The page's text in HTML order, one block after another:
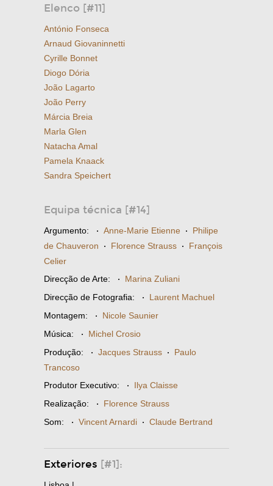
Elenco [#11]
António Fonseca
Arnaud Giovaninnetti
Cyrille Bonnet
Diogo Dória
João Lagarto
João Perry
Márcia Breia
Marla Glen
Natacha Amal
Pamela Knaack
Sandra Speichert
Equipa técnica [#14]
Argumento: · Anne-Marie Etienne · Philipe
de Chauveron · Florence Strauss · François
Celier
Direcção de Arte: · Marina Zuliani
Direcção de Fotografia: · Laurent Machuel
Montagem: · Nicole Saunier
Música: · Michel Crosio
Produção: · Jacques Strauss · Paulo
Trancoso
Produtor Executivo: · Ilya Claisse
Realização: · Florence Strauss
Som: · Vincent Arnardi · Claude Bertrand
Exteriores [#1]: